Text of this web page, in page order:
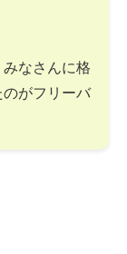
なさんに格
がフリーバ